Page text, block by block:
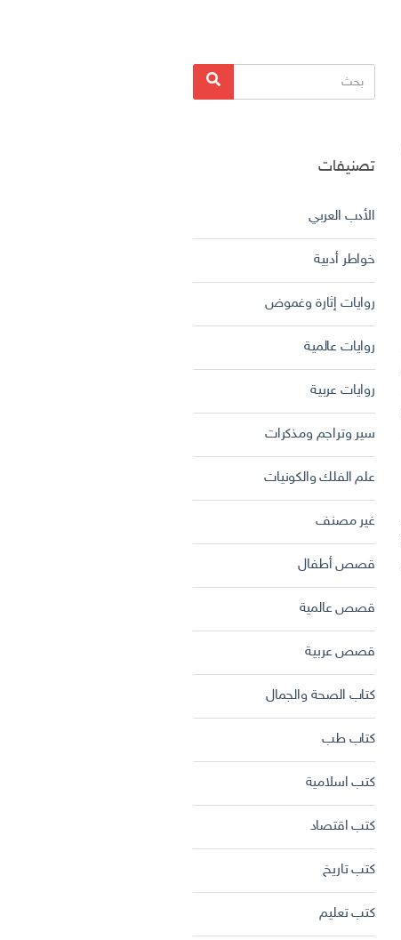
البحث
عن:
بحث
تصنيفات
الأدب العربي
خواطر أدبية
روايات إثارة وغموض
روايات عالمية
روايات عربية
سير وتراجم ومذكرات
علم الفلك والكونيات
غير مصنف
قصص أطفال
قصص عالمية
قصص عربية
كتاب الصحة والجمال
كتاب طب
كتب اسلامية
كتب اقتصاد
كتب تاريخ
كتب تعليم